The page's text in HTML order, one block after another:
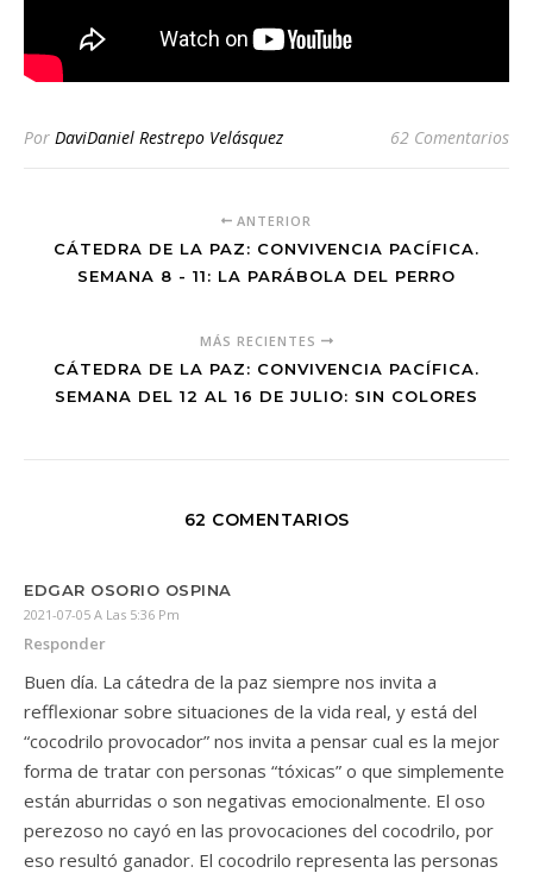
Por DaviDaniel Restrepo Velásquez 62 Comentarios
ANTERIOR
CÁTEDRA DE LA PAZ: CONVIVENCIA PACÍFICA.
SEMANA 8 - 11: LA PARÁBOLA DEL PERRO
MÁS RECIENTES
CÁTEDRA DE LA PAZ: CONVIVENCIA PACÍFICA.
SEMANA DEL 12 AL 16 DE JULIO: SIN COLORES
62 COMENTARIOS
EDGAR OSORIO OSPINA
2021-07-05 A Las 5:36 Pm
Responder
Buen día. La cátedra de la paz siempre nos invita a
refflexionar sobre situaciones de la vida real, y está del
“cocodrilo provocador” nos invita a pensar cual es la mejor
forma de tratar con personas “tóxicas” o que simplemente
están aburridas o son negativas emocionalmente. El oso
perezoso no cayó en las provocaciones del cocodrilo, por
eso resultó ganador. El cocodrilo representa las personas